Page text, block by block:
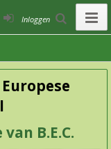
Inloggen
B.E.C.